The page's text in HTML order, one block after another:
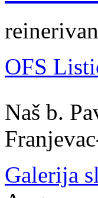
OFS
Naš b.
Galerija